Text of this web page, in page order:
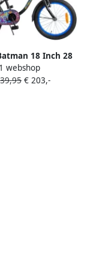
18 Inch 28
Terugtraprem
Zwart
1 webshop
€ 203,-